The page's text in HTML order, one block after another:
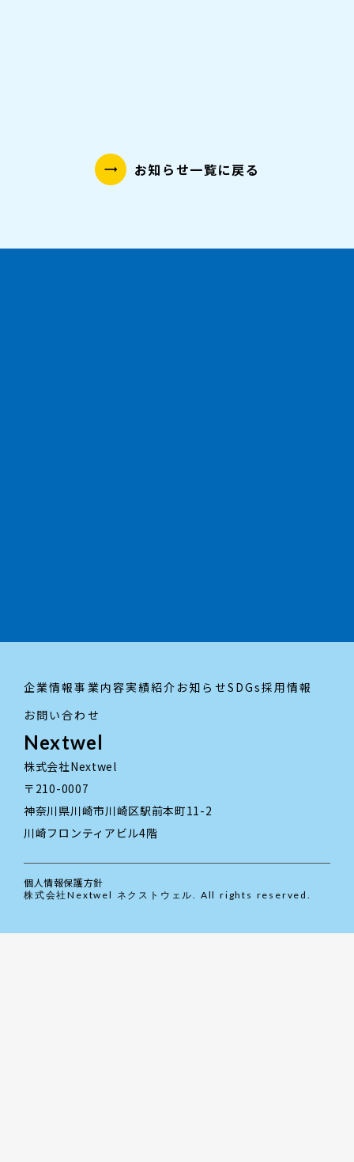
trending_flat お知らせ一覧に戻る
Nextwel
株式会社Nextwel
〒210-0007
神奈川県川崎市川崎区駅前本町11-2
川崎フロンティアビル4階
企業情報事業内容実績紹介 お知らせSDGs採用情報
お問い合わせ
株式会社Nextwel ネクストウェル. All rights reserved.
個人情報保護方針